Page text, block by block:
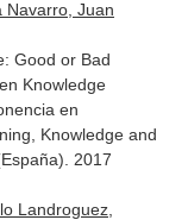
Navarro, Juan
Good or Bad
Knowledge
en
Knowledge and
2017
Landroguez,